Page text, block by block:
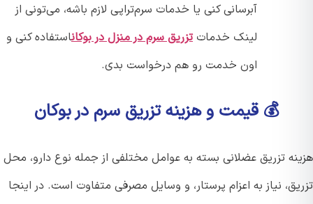
آبرسانی کنی یا خدمات سرم‌تراپی لازم باشه، می‌تونی از
لینک خدماتتزریق سرم در منزل در بوکاناستفاده کنی و
اون خدمت رو هم درخواست بدی.
💰 قیمت و هزینه تزریق سرم در بوکان
تزریق عضلانی بسته به عوامل مختلفی از جمله نوع دارو، محل
نیاز به اعزام پرستار، و وسایل مصرفی متفاوت است. در اینجا